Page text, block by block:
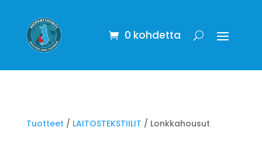
0 kohdetta
Tuotteet / LAITOSTEKSTIILIT / Lonkkahousut